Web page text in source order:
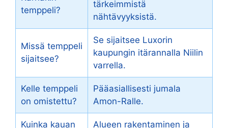
temppeli?
tärkeimmistä
nähtävyyksistä.
Missä temppeli
sijaitsee?
Se sijaitsee Luxorin
kaupungin itärannalla Niilin
varrella.
Kelle temppeli
on omistettu?
Pääasiallisesti jumala
Amon-Ralle.
Kuinka kauan
Alueen rakentaminen ja